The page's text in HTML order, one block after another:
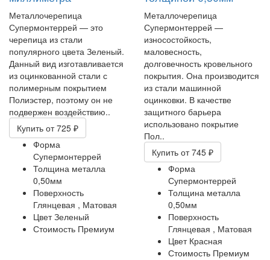
Металлочерепица
Супермонтеррей — это
черепица из стали
популярного цвета Зеленый.
Данный вид изготавливается
из оцинкованной стали с
полимерным покрытием
Полиэстер, поэтому он не
подвержен воздействию..
Купить от 725 ₽
Форма
Супермонтеррей
Толщина металла
0,50мм
Поверхность
Глянцевая , Матовая
Цвет Зеленый
Стоимость Премиум
Металлочерепица
Супермонтеррей —
износостойкость,
маловесность,
долговечность кровельного
покрытия. Она производится
из стали машинной
оцинковки. В качестве
защитного барьера
использовано покрытие
Пол..
Купить от 745 ₽
Форма
Супермонтеррей
Толщина металла
0,50мм
Поверхность
Глянцевая , Матовая
Цвет Красная
Стоимость Премиум